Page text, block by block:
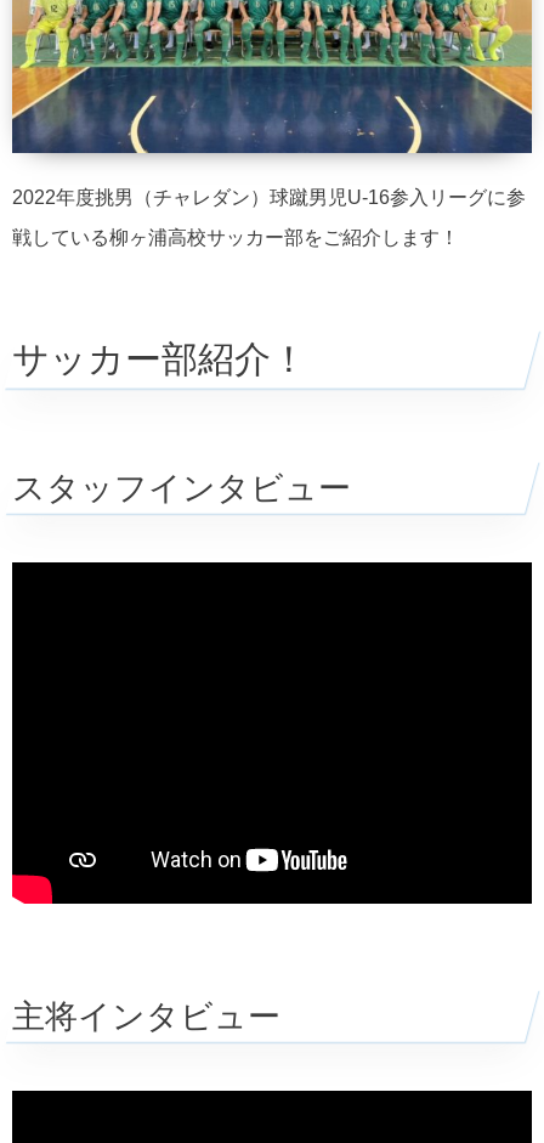
2022年度挑男（チャレダン）球蹴男児U-16参入リーグに参
戦している柳ヶ浦高校サッカー部をご紹介します！
サッカー部紹介！
スタッフインタビュー
主将インタビュー